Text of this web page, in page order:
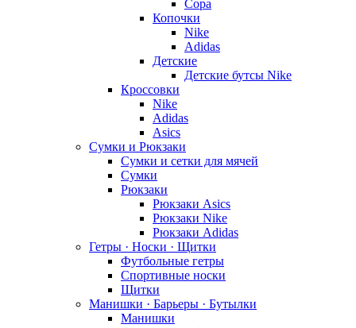
Copa
Копочки
Nike
Adidas
Детские
Детские бутсы Nike
Кроссовки
Nike
Adidas
Asics
Сумки и Рюкзаки
Сумки и сетки для мячей
Сумки
Рюкзаки
Рюкзаки Asics
Рюкзаки Nike
Рюкзаки Adidas
Гетры · Носки · Щитки
Футбольные гетры
Спортивные носки
Щитки
Манишки · Барьеры · Бутылки
Манишки